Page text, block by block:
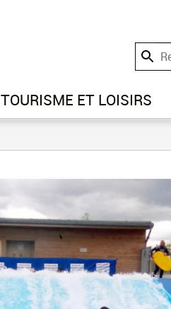
TOURISME ET LOISIRS